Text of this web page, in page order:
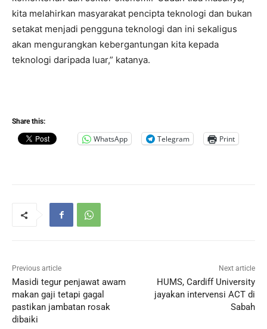
kita melahirkan masyarakat pencipta teknologi dan bukan
setakat menjadi pengguna teknologi dan ini sekaligus
akan mengurangkan kebergantungan kita kepada
teknologi daripada luar,” katanya.
Share this:
WhatsApp Telegram Print
Previous article
Masidi tegur penjawat awam
makan gaji tetapi gagal
pastikan jambatan rosak
dibaiki
Next article
HUMS, Cardiff University
jayakan intervensi ACT di
Sabah